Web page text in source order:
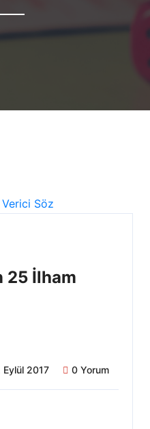
25 İlham
Eylül 2017 0 Yorum